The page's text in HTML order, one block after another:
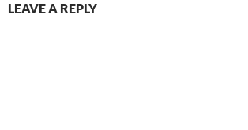
LEAVE A REPLY